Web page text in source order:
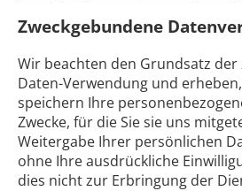
Zweckgebundene
Wir beachten den Grundsatz der
Daten-Verwendung und
speichern Ihre
Zwecke, für die Sie sie uns
Weitergabe Ihrer persönlichen
ohne Ihre ausdrückliche
dies nicht zur Erbringung der